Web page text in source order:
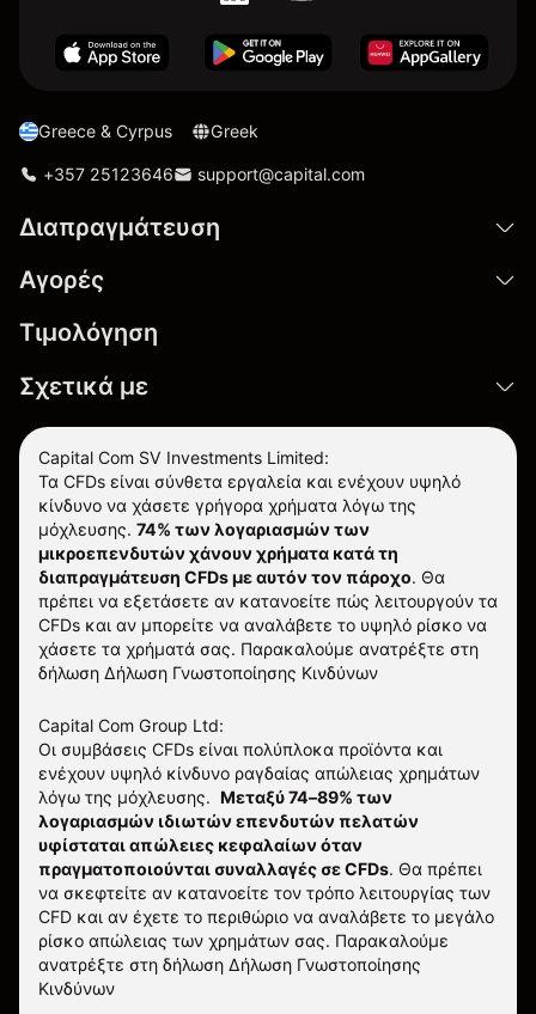
Greece & Cyrpus Greek
+357 25123646 support@capital.com
Διαπραγμάτευση
Αγορές
Τιμολόγηση
Σχετικά με
Capital Com SV Investments Limited:
Τα CFDs είναι σύνθετα εργαλεία και ενέχουν υψηλό
κίνδυνο να χάσετε γρήγορα χρήματα λόγω της
μόχλευσης. 74% των λογαριασμών των
μικροεπενδυτών χάνουν χρήματα κατά τη
διαπραγμάτευση CFDs με αυτόν τον πάροχο. Θα
πρέπει να εξετάσετε αν κατανοείτε πώς λειτουργούν τα
CFDs και αν μπορείτε να αναλάβετε το υψηλό ρίσκο να
χάσετε τα χρήματά σας. Παρακαλούμε ανατρέξτε στη
δήλωση Δήλωση Γνωστοποίησης Κινδύνων
Capital Com Group Ltd:
Οι συμβάσεις CFDs είναι πολύπλοκα προϊόντα και
ενέχουν υψηλό κίνδυνο ραγδαίας απώλειας χρημάτων
λόγω της μόχλευσης. Μεταξύ 74–89% των
λογαριασμών ιδιωτών επενδυτών πελατών
υφίσταται απώλειες κεφαλαίων όταν
πραγματοποιούνται συναλλαγές σε CFDs. Θα πρέπει
να σκεφτείτε αν κατανοείτε τον τρόπο λειτουργίας των
CFD και αν έχετε το περιθώριο να αναλάβετε το μεγάλο
ρίσκο απώλειας των χρημάτων σας. Παρακαλούμε
ανατρέξτε στη δήλωση Δήλωση Γνωστοποίησης
Κινδύνων